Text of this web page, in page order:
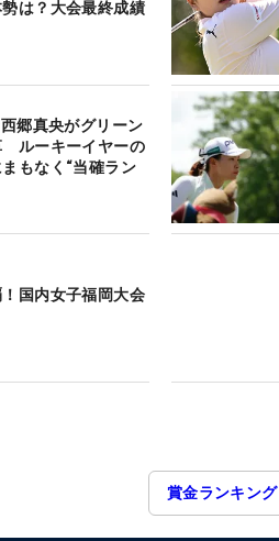
は？大会最終成績
郷真央がグリーン
ルーキーイヤーの
もなく“当確ラン
国内女子福岡大会
賞金ランキング